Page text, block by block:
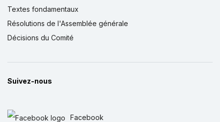
Textes fondamentaux
Résolutions de l'Assemblée générale
Décisions du Comité
Suivez-nous
Facebook